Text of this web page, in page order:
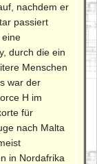
nachdem er
passiert
eine
durch die ein
Menschen
war der
H im
für
nach Malta
in Nordafrika